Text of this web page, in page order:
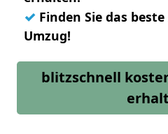
✓ Finden Sie das
Umzug!
blitzschnell